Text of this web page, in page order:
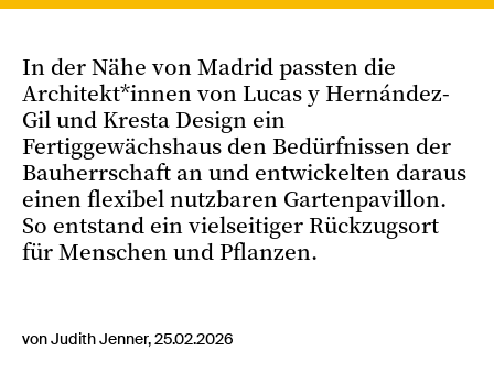
In der Nähe von Madrid passten die
Architekt*innen von Lucas y Hernández-
Gil und Kresta Design ein
Fertiggewächshaus den Bedürfnissen der
Bauherrschaft an und entwickelten daraus
einen flexibel nutzbaren Gartenpavillon.
So entstand ein vielseitiger Rückzugsort
für Menschen und Pflanzen.
von Judith Jenner, 25.02.2026